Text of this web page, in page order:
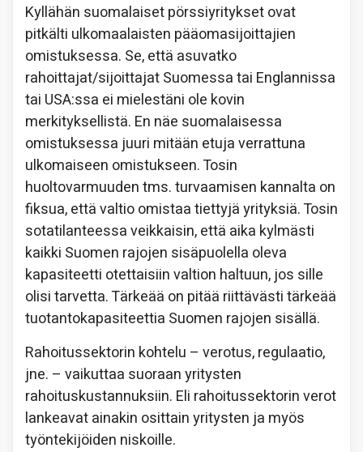
Kyllähän suomalaiset pörssiyritykset ovat
pitkälti ulkomaalaisten pääomasijoittajien
omistuksessa. Se, että asuvatko
rahoittajat/sijoittajat Suomessa tai Englannissa
tai USA:ssa ei mielestäni ole kovin
merkityksellistä. En näe suomalaisessa
omistuksessa juuri mitään etuja verrattuna
ulkomaiseen omistukseen. Tosin
huoltovarmuuden tms. turvaamisen kannalta on
fiksua, että valtio omistaa tiettyjä yrityksiä. Tosin
sotatilanteessa veikkaisin, että aika kylmästi
kaikki Suomen rajojen sisäpuolella oleva
kapasiteetti otettaisiin valtion haltuun, jos sille
olisi tarvetta. Tärkeää on pitää riittävästi tärkeää
tuotantokapasiteettia Suomen rajojen sisällä.
Rahoitussektorin kohtelu – verotus, regulaatio,
jne. – vaikuttaa suoraan yritysten
rahoituskustannuksiin. Eli rahoitussektorin verot
lankeavat ainakin osittain yritysten ja myös
työntekijöiden niskoille.